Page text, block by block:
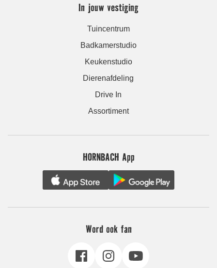
In jouw vestiging
Tuincentrum
Badkamerstudio
Keukenstudio
Dierenafdeling
Drive In
Assortiment
HORNBACH App
Word ook fan